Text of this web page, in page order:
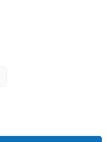
!
produit en magasin?
venir chercher
nos shops à Caen